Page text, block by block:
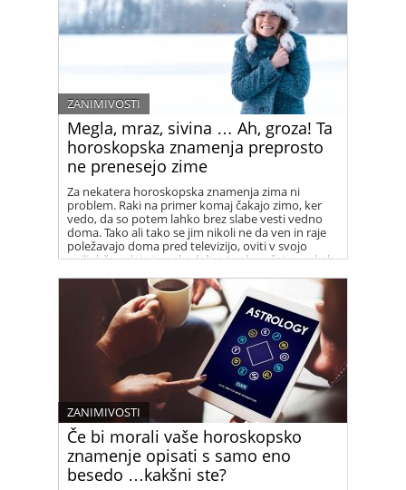
Megla, mraz, sivina … Ah, groza! Ta
horoskopska znamenja preprosto
ne prenesejo zime
ZANIMIVOSTI
Za nekatera horoskopska znamenja zima ni
problem. Raki na primer komaj čakajo zimo, ker
vedo, da so potem lahko brez slabe vesti vedno
doma. Tako ali tako se jim nikoli ne da ven in raje
poležavajo doma pred televizijo, oviti v svojo
najljubšo odejo in s skodelico toplega čaja v rokah.
mora …ste med njimi?
Če bi morali vaše horoskopsko
znamenje opisati s samo eno
besedo …kakšni ste?
ZANIMIVOSTI